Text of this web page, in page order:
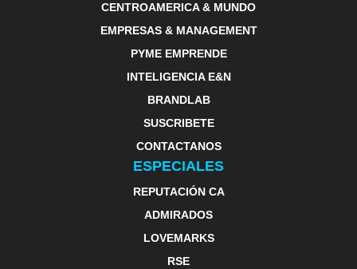
CENTROAMERICA & MUNDO
EMPRESAS & MANAGEMENT
PYME EMPRENDE
INTELIGENCIA E&N
BRANDLAB
SUSCRIBETE
CONTACTANOS
ESPECIALES
REPUTACIÓN CA
ADMIRADOS
LOVEMARKS
RSE